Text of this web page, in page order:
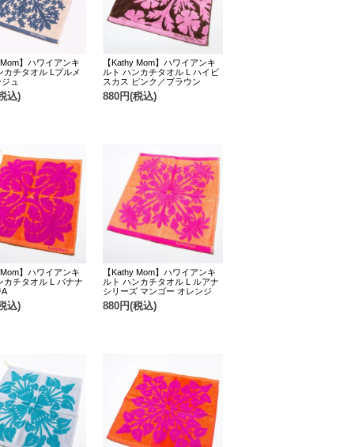
Mom】ハワイアンキ
カチタオル Lプルメ
ュ
込)
【Kathy Mom】ハワイアンキ
ルト ハンカチタオル L ハイビ
スカス ピンク／ブラウン
880円(税込)
Mom】ハワイアンキ
カチタオル L バナナ
込)
【Kathy Mom】ハワイアンキ
ルト ハンカチタオル L ルアナ
シリーズ マンゴー オレンジ
880円(税込)